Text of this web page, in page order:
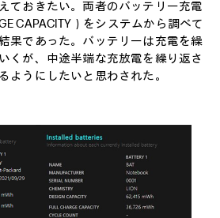
ておきたい。両者のバッテリー充電
CAPACITY）をシステムから調べて
果であった。バッテリーは充電を繰
くが、中途半端な充放電を繰り返さ
ようにしたいと思わされた。